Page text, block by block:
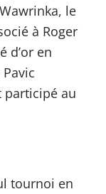
le
à Roger
d’or en
participé au
tournoi en